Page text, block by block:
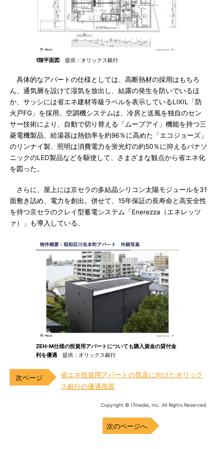
1階平面図 提供：オリックス銀行
具体的なアパートの仕様としては、高断熱材の採用はもちろ
ん、通気層を設けて湿気を放出し、結露の発生を防いでいるほ
か、サッシには省エネ建材等級ラベルを表示しているLIXIL「防
火戸FG」を採用。空調機システムは、冷房と送風を独自のセン
サー技術により、自動で切り替える「ムーブアイ」機能を持つ三
菱電機製品、給湯器は熱効率を約96％に高めた「エコジョーズ」
のリンナイ製、照明は消費電力を蛍光灯の約50％に抑えるパナソ
ニックのLED製品などを駆使して、さまざまな観点から省エネ化
を図った。
さらに、屋上には京セラの多結晶シリコン太陽モジュールを31
面敷き詰め、電力を創出。併せて、15年保証の長寿命と高安全性
を持つ京セラのクレイ型蓄電システム「Enerezza（エネレッツ
ァ）」も導入している。
ZEH-M仕様の投資用アパートについても購入資金の貸付金
利を優遇 提供：オリックス銀行
省エネ投資用アパートの普及に向けたオリック
ス銀行の優遇措置
Copyright © ITmedia, Inc. All Rights Reserved.
次のページへ